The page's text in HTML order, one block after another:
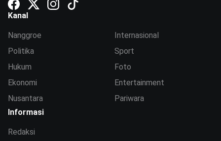
Kanal
Nanggroe
Politika
Hukum
Ekonomi
Nusantara
Internasional
Sport
Foto
Entertainment
Pariwara
Informasi
Redaksi